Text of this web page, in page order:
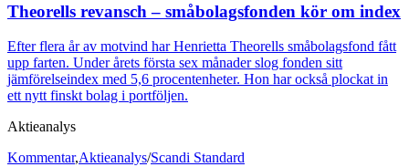
Theorells revansch – småbolagsfonden kör om index
Efter flera år av motvind har Henrietta Theorells småbolagsfond fått
upp farten. Under årets första sex månader slog fonden sitt
jämförelseindex med 5,6 procentenheter. Hon har också plockat in
ett nytt finskt bolag i portföljen.
Aktieanalys
Kommentar,Aktieanalys/Scandi Standard